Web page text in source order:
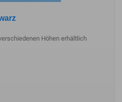
Höhen erhältlich